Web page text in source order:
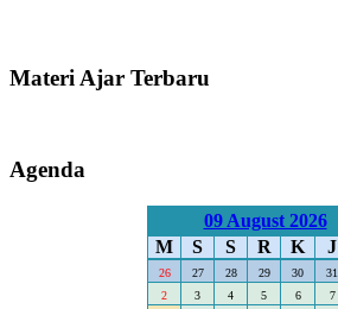
Materi Ajar Terbaru
Agenda
09 August 2026
M
S S R K J
26 27 28 29 30 31
2
3 4 5 6 7